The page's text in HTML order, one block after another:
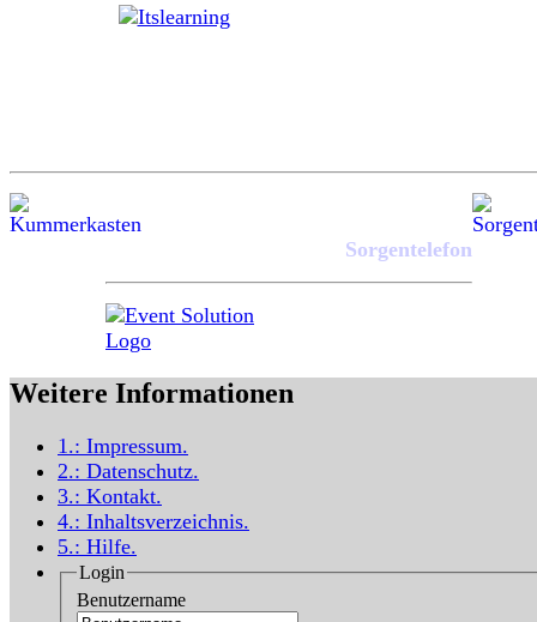
Sorgentelefon
Weitere Informationen
1.: Impressum.
2.: Datenschutz.
3.: Kontakt.
4.: Inhaltsverzeichnis.
5.: Hilfe.
Login
Benutzername